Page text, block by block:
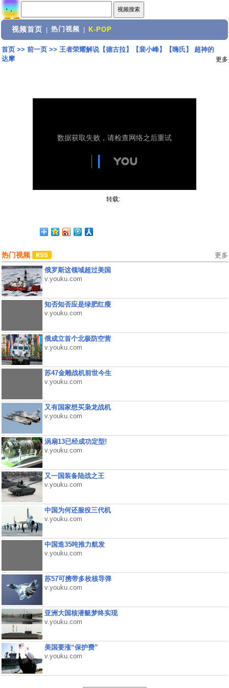
视频首页 热门视频 K-POP
首页>> 前一页>> 王者荣耀解说【德古拉】【裴小峰】【嗨氏】 超神的
达摩
更多
转载:
热门视频 更多
俄罗斯这领域超过美国
v.youku.com
知否知否应是绿肥红瘦
v.youku.com
俄成立首个北极防空营
v.youku.com
苏47金雕战机前世今生
v.youku.com
又有国家想买枭龙战机
v.youku.com
涡扇13已经成功定型!
v.youku.com
又一国装备陆战之王
v.youku.com
中国为何还服役三代机
v.youku.com
中国造35吨推力航发
v.youku.com
苏57可携带多枚核导弹
v.youku.com
亚洲大国核潜艇梦终实现
v.youku.com
美国要涨“保护费”
v.youku.com